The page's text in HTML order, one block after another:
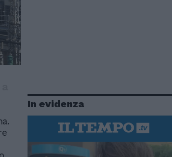
In evidenza